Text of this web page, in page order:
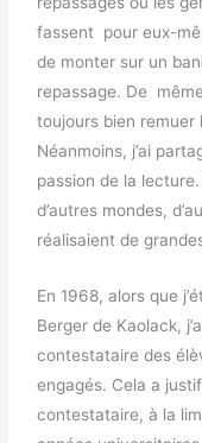
fassent pour eux-
de monter sur un
repassage. De
toujours bien remuer
Néanmoins, j’ai
passion de la
d’autres mondes,
réalisaient de
En 1968, alors que
Berger de Kaolack,
contestataire des
engagés. Cela a
contestataire, à la